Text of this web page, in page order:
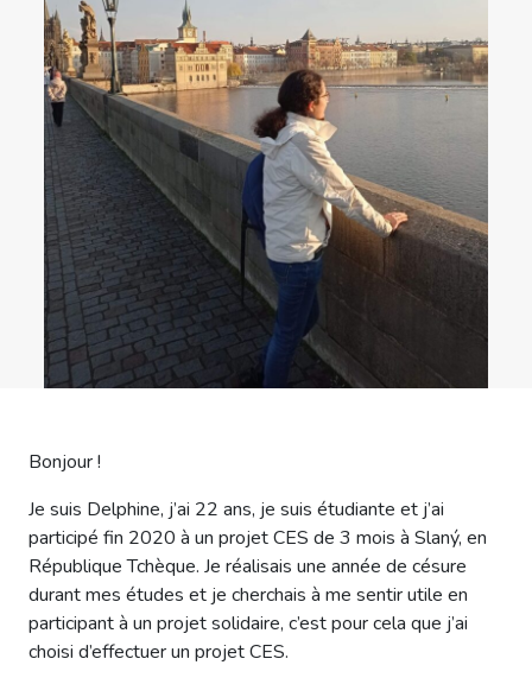
Bonjour !
Je suis Delphine, j’ai 22 ans, je suis étudiante et j’ai
participé fin 2020 à un projet CES de 3 mois à Slaný, en
République Tchèque. Je réalisais une année de césure
durant mes études et je cherchais à me sentir utile en
participant à un projet solidaire, c’est pour cela que j’ai
choisi d’effectuer un projet CES.